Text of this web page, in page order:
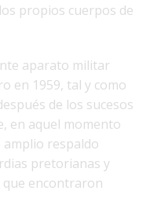
propios cuerpos de
aparato militar
en 1959, tal y como
de los sucesos
en aquel momento
respaldo
pretorianas y
encontraron